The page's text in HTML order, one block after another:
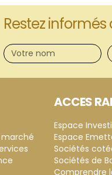
Restez
ACCES
Espace
Espace
Sociétés
Sociétés de
Comprendre